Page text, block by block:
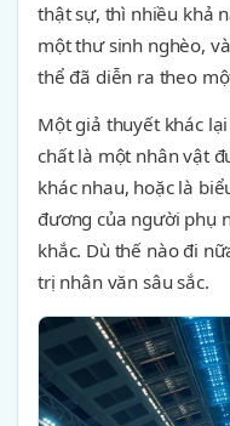
thật sự, thì nhiều khả
một thư sinh nghèo,
thể đã diễn ra theo
Một giả thuyết khác
chất là một nhân vật
khác nhau, hoặc là
đương của người phụ
khắc. Dù thế nào đi
trị nhân văn sâu sắc.